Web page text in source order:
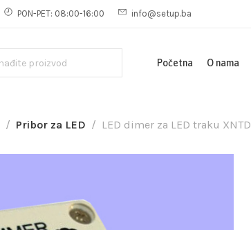
PON-PET: 08:00-16:00 info@setup.ba
Početna O nama
Pribor za LED LED dimer za LED traku XNTD